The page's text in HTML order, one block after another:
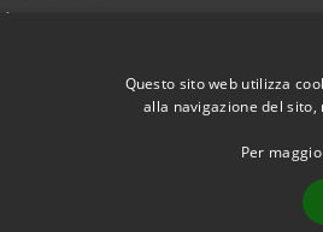
Questo sito web utilizza
alla navigazione del
Per